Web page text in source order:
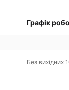
Графік
Без вихідних